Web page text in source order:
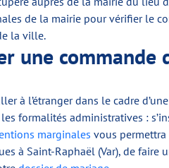
de la mairie pour vérifier le
la ville.
une commande
à l’étranger dans le cadre
formalités administratives :
marginales vous
à Saint-Raphaël (Var), de